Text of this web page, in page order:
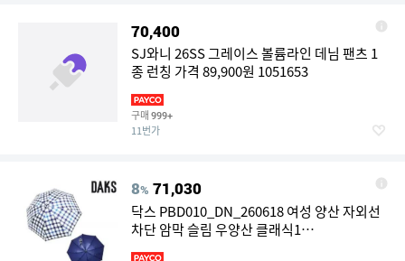
70,400
SJ와니 26SS 그레이스 볼륨라인 데님 팬츠 1
종 런칭 가격 89,900원 1051653
구매 999+
11번가
8% 71,030
닥스 PBD010_DN_260618 여성 양산 자외선
차단 암막 슬림 우양산 클래식1
LE1221938895